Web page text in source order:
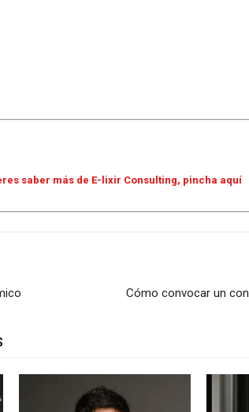
saber más de E-lixir Consulting, pincha aquí
Cómo convocar un